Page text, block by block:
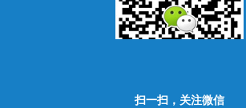
扫一扫，关注微信